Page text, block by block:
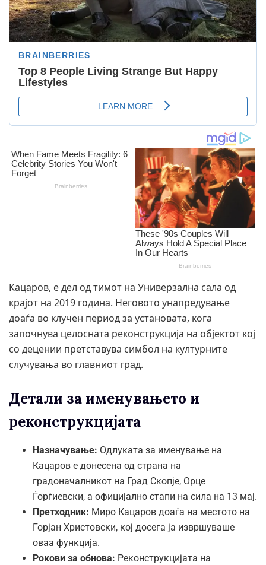
Кацаров, е дел од тимот на Универзална сала од
крајот на 2019 година. Неговото унапредување
доаѓа во клучен период за установата, кога
започнува целосната реконструкција на објектот кој
со децении претставува симбол на културните
случувања во главниот град.
Детали за именувањето и
реконструкцијата
Назначување: Одлуката за именување на
Кацаров е донесена од страна на
градоначалникот на Град Скопје, Орце
Ѓорѓиевски, а официјално стапи на сила на 13 мај.
Претходник: Миро Кацаров доаѓа на местото на
Горјан Христовски, кој досега ја извршуваше
оваа функција.
Рокови за обнова: Реконструкцијата на